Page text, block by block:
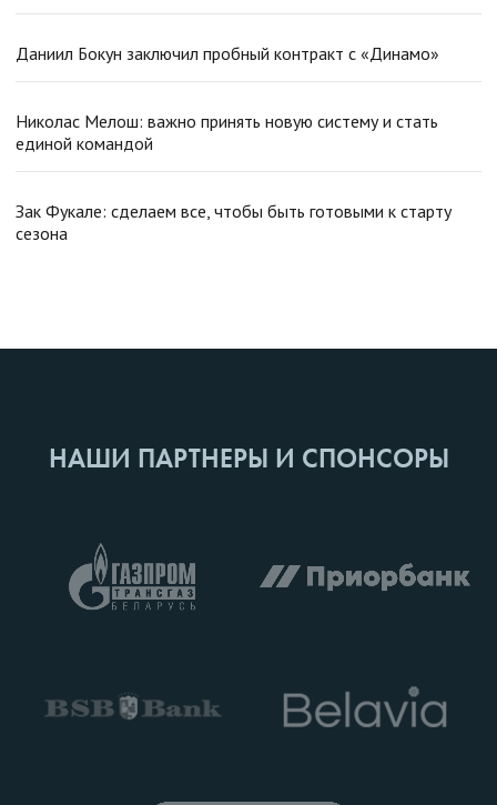
Даниил Бокун заключил пробный контракт с «Динамо»
Николас Мелош: важно принять новую систему и стать
единой командой
Зак Фукале: сделаем все, чтобы быть готовыми к старту
сезона
НАШИ ПАРТНЕРЫ И СПОНСОРЫ